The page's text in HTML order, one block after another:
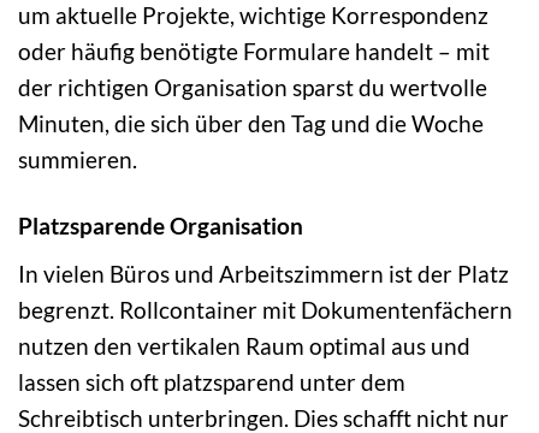
um aktuelle Projekte, wichtige Korrespondenz
oder häufig benötigte Formulare handelt – mit
der richtigen Organisation sparst du wertvolle
Minuten, die sich über den Tag und die Woche
summieren.
Platzsparende Organisation
In vielen Büros und Arbeitszimmern ist der Platz
begrenzt. Rollcontainer mit Dokumentenfächern
nutzen den vertikalen Raum optimal aus und
lassen sich oft platzsparend unter dem
Schreibtisch unterbringen. Dies schafft nicht nur